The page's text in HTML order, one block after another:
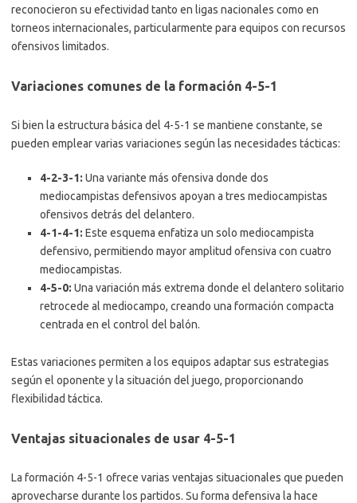
reconocieron su efectividad tanto en ligas nacionales como en
torneos internacionales, particularmente para equipos con recursos
ofensivos limitados.
Variaciones comunes de la formación 4-5-1
Si bien la estructura básica del 4-5-1 se mantiene constante, se
pueden emplear varias variaciones según las necesidades tácticas:
4-2-3-1: Una variante más ofensiva donde dos
mediocampistas defensivos apoyan a tres mediocampistas
ofensivos detrás del delantero.
4-1-4-1: Este esquema enfatiza un solo mediocampista
defensivo, permitiendo mayor amplitud ofensiva con cuatro
mediocampistas.
4-5-0: Una variación más extrema donde el delantero solitario
retrocede al mediocampo, creando una formación compacta
centrada en el control del balón.
Estas variaciones permiten a los equipos adaptar sus estrategias
según el oponente y la situación del juego, proporcionando
flexibilidad táctica.
Ventajas situacionales de usar 4-5-1
La formación 4-5-1 ofrece varias ventajas situacionales que pueden
aprovecharse durante los partidos. Su forma defensiva la hace